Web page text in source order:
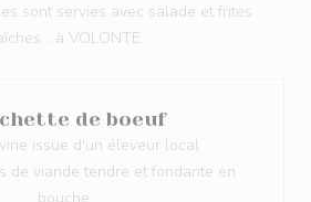
sont servies avec salade et frites
à VOLONTE
de boeuf
issue d'un éleveur local
de viande tendre et fondante en